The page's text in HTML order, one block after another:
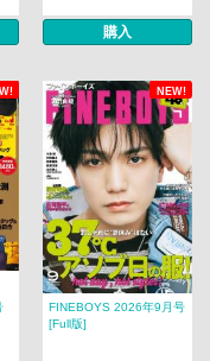
購入
NEW!
FINEBOYS 2026年9月号
[Full版]